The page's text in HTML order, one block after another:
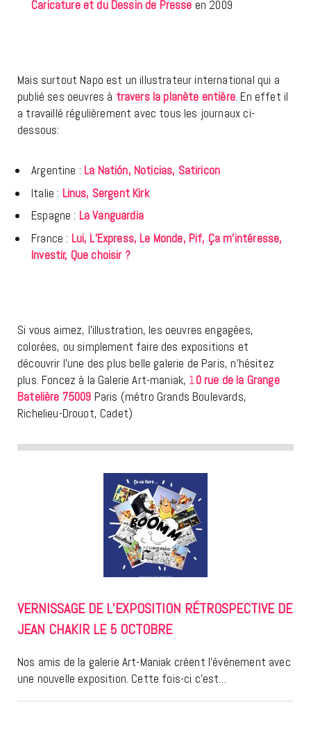
Caricature et du Dessin de Presse en 2009
Mais surtout Napo est un illustrateur international qui a
publié ses oeuvres à travers la planète entière. En effet il
a travaillé régulièrement avec tous les journaux ci-
dessous:
Argentine : La Natión, Noticias, Satiricon
Italie : Linus, Sergent Kirk
Espagne : La Vanguardia
France : Lui, L’Express, Le Monde, Pif, Ça m’intéresse,
Investir, Que choisir ?
Si vous aimez, l’illustration, les oeuvres engagées,
colorées, ou simplement faire des expositions et
découvrir l’une des plus belle galerie de Paris, n’hésitez
plus. Foncez à la Galerie Art-maniak, 10 rue de la Grange
Batelière 75009 Paris (métro Grands Boulevards,
Richelieu-Drouot, Cadet)
VERNISSAGE DE L’EXPOSITION RÉTROSPECTIVE DE
JEAN CHAKIR LE 5 OCTOBRE
Nos amis de la galerie Art-Maniak créent l’événement avec
une nouvelle exposition. Cette fois-ci c’est…